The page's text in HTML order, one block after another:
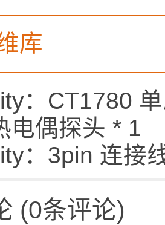
库
：CT1780
电偶探头 * 1
：3pin 连接
(0条评论)